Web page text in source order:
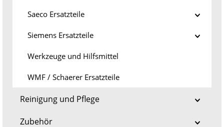
Saeco Ersatzteile
Siemens Ersatzteile
Werkzeuge und Hilfsmittel
WMF / Schaerer Ersatzteile
Reinigung und Pflege
Zubehör